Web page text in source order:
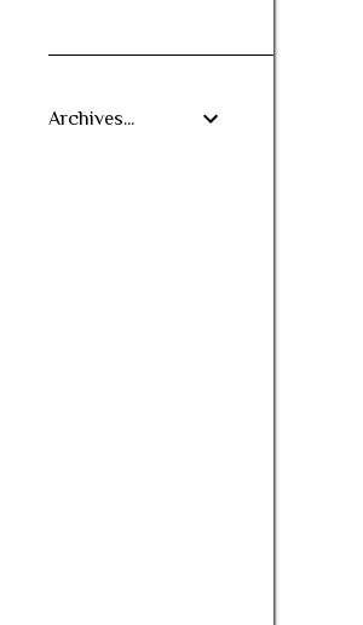
Archives...